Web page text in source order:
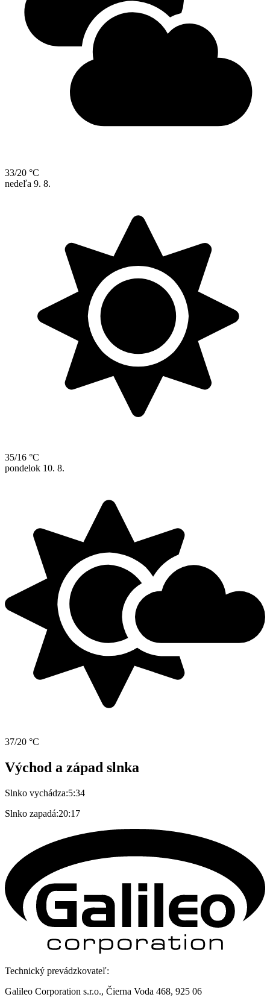
33/20 °C
nedeľa 9. 8.
35/16 °C
pondelok 10. 8.
37/20 °C
Východ a západ slnka
Slnko vychádza:5:34
Slnko zapadá:20:17
Technický prevádzkovateľ:
Galileo Corporation s.r.o., Čierna Voda 468, 925 06